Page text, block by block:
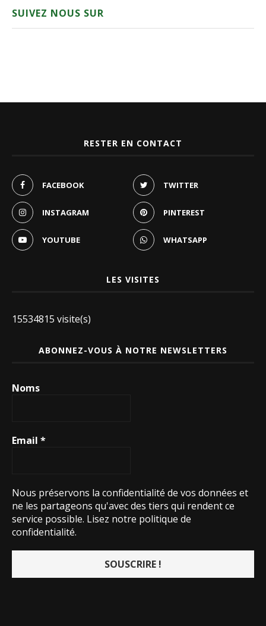
SUIVEZ NOUS SUR
RESTER EN CONTACT
FACEBOOK TWITTER
INSTAGRAM PINTEREST
YOUTUBE WHATSAPP
LES VISITES
15534815 visite(s)
ABONNEZ-VOUS À NOTRE NEWSLETTERS
Noms
Email *
Nous préservons la confidentialité de vos données et
ne les partageons qu'avec des tiers qui rendent ce
service possible. Lisez notre politique de
confidentialité.